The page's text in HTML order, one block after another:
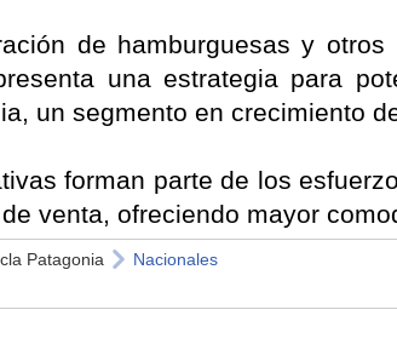
de hamburguesas y
una estrategia para
un segmento en crecimiento
forman parte de los
venta, ofreciendo mayor
Patagonia Nacionales